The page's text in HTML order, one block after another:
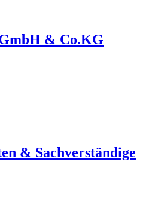
& Co.KG
& Sachverständige